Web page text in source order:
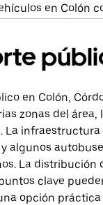
en Colón
en Colón,
zonas del
La
algunos
La distribución
clave
opción práctica